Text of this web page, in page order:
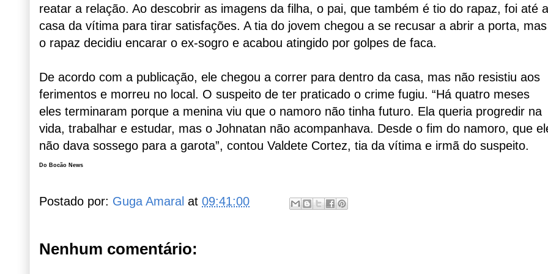
reatar a relação. Ao descobrir as imagens da filha, o pai, que também é tio do rapaz, foi até a
casa da vítima para tirar satisfações. A tia do jovem chegou a se recusar a abrir a porta, mas
o rapaz decidiu encarar o ex-sogro e acabou atingido por golpes de faca.
De acordo com a publicação, ele chegou a correr para dentro da casa, mas não resistiu aos
ferimentos e morreu no local. O suspeito de ter praticado o crime fugiu. “Há quatro meses
eles terminaram porque a menina viu que o namoro não tinha futuro. Ela queria progredir na
vida, trabalhar e estudar, mas o Johnatan não acompanhava. Desde o fim do namoro, que
não dava sossego para a garota”, contou Valdete Cortez, tia da vítima e irmã do suspeito.
Do Bocão News
Postado por: Guga Amaral at 09:41:00
Nenhum comentário: